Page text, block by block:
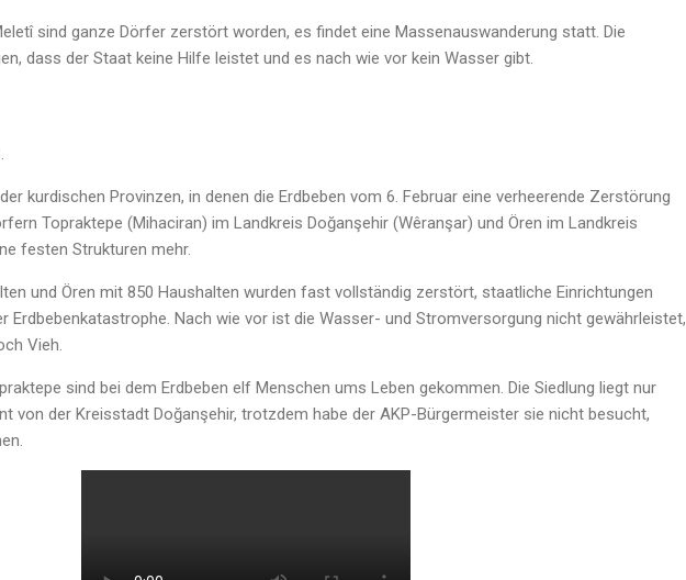
sind ganze Dörfer zerstört worden, es findet eine Massenauswanderung statt. Die
dass der Staat keine Hilfe leistet und es nach wie vor kein Wasser gibt.
kurdischen Provinzen, in denen die Erdbeben vom 6. Februar eine verheerende Zerstörung
Topraktepe (Mihaciran) im Landkreis Doğanşehir (Wêranşar) und Ören im Landkreis
festen Strukturen mehr.
und Ören mit 850 Haushalten wurden fast vollständig zerstört, staatliche Einrichtungen
Erdbebenkatastrophe. Nach wie vor ist die Wasser- und Stromversorgung nicht gewährleistet,
Vieh.
sind bei dem Erdbeben elf Menschen ums Leben gekommen. Die Siedlung liegt nur
von der Kreisstadt Doğanşehir, trotzdem habe der AKP-Bürgermeister sie nicht besucht,